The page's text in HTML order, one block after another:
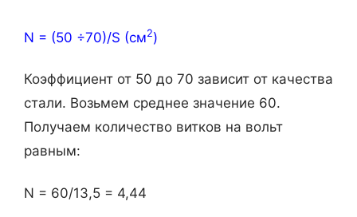
N = (50 ÷70)/S (см2)
Коэффициент от 50 до 70 зависит от качества
стали. Возьмем среднее значение 60.
Получаем количество витков на вольт
равным:
N = 60/13,5 = 4,44